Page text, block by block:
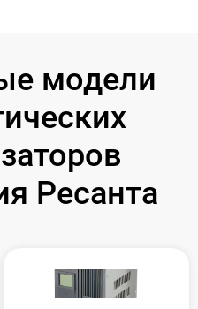
модели
Ресанта